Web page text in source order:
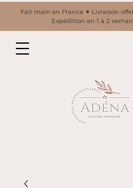
Fait main en France ✦ Livraison
Expédition en 1 à 2